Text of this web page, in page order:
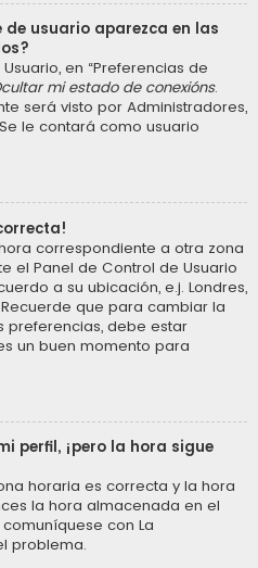
de usuario aparezca en las
en “Preferencias de
mi estado de conexións.
será visto por Administradores,
le contará como usuario
correspondiente a otra zona
el Panel de Control de Usuario
a su ubicación, e.j. Londres,
Recuerde que para cambiar la
preferencias, debe estar
un buen momento para
perfil, ¡pero la hora sigue
horaria es correcta y la hora
la hora almacenada en el
con La
problema.